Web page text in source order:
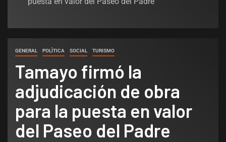
GENERAL POLÌTICA SOCIAL TURISMO
Tamayo firmó la
adjudicación de obra
para la puesta en valor
del Paseo del Padre